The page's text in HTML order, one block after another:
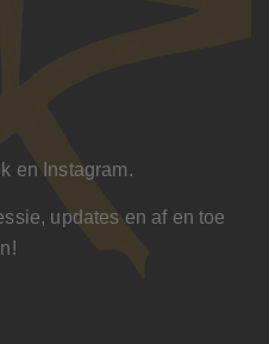
en Instagram.
updates en af en toe